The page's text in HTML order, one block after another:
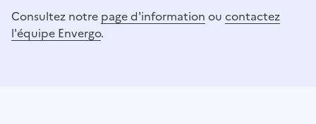
Consultez notre page d'information ou contactez
l'équipe Envergo.